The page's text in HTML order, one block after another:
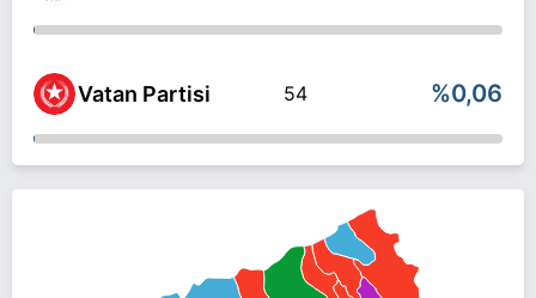
Vatan Partisi 54 %0,06